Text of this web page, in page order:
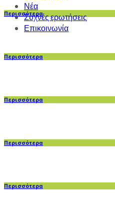
Νέα
Συχνές ερωτήσεις
Επικοινωνία
Περισσότερα
Περισσότερα
Περισσότερα
Περισσότερα
Περισσότερα